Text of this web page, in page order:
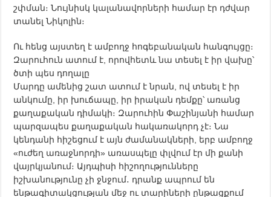
շփման։ Նույնիսկ կալանավորների համար էր դժվար
տանել Նիկոլին։
Ու հենց այստեղ է ամբողջ հոգեբանական հանգույցը։
Զարուհուն ատում է, որովհետև նա տեսել է իր վախը՝
ծտի պես դողալը
Մարդը ամենից շատ ատում է նրան, ով տեսել է իր
անկումը, իր խուճապը, իր իրական դեմքը՝ առանց
քաղաքական դիմակի։ Զարուհին Փաշինյանի համար
պարզապես քաղաքական հակառակորդ չէ։ Նա
կենդանի հիշեցում է այն ժամանակների, երբ ամբողջ
«ուժեղ առաջնորդի» առասպելը փլվում էր մի քանի
վայրկյանում։ Այդպիսի հիշողությունները
իշխանությունը չի ջնջում․ դրանք ապրում են
ենթագիտակցության մեջ ու տարիների ընթացքում